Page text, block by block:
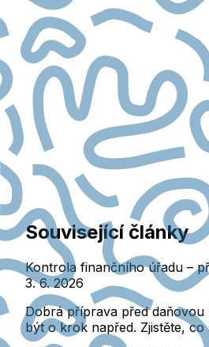
Související články
Kontrola finančního úřadu –
3. 6. 2026
Dobrá příprava před
být o krok napřed. Zjistěte,